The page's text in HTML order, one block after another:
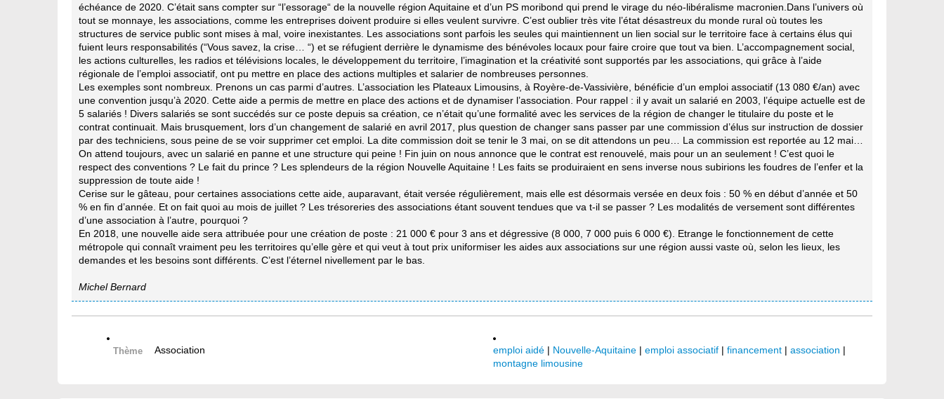
échéance de 2020. C’était sans compter sur “l’essorage“ de la nouvelle région Aquitaine et d’un PS moribond qui prend le virage du néo-libéralisme macronien.Dans l’univers où
tout se monnaye, les associations, comme les entreprises doivent produire si elles veulent survivre. C’est oublier très vite l’état désastreux du monde rural où toutes les
structures de service public sont mises à mal, voire inexistantes. Les associations sont parfois les seules qui maintiennent un lien social sur le territoire face à certains élus qui
fuient leurs responsabilités (“Vous savez, la crise… “) et se réfugient derrière le dynamisme des bénévoles locaux pour faire croire que tout va bien. L’accompagnement social,
les actions culturelles, les radios et télévisions locales, le développement du territoire, l’imagination et la créativité sont supportés par les associations, qui grâce à l’aide
régionale de l’emploi associatif, ont pu mettre en place des actions multiples et salarier de nombreuses personnes.
Les exemples sont nombreux. Prenons un cas parmi d’autres. L’association les Plateaux Limousins, à Royère-de-Vassivière, bénéficie d’un emploi associatif (13 080 €/an) avec
une convention jusqu’à 2020. Cette aide a permis de mettre en place des actions et de dynamiser l’association. Pour rappel : il y avait un salarié en 2003, l’équipe actuelle est de
5 salariés ! Divers salariés se sont succédés sur ce poste depuis sa création, ce n’était qu’une formalité avec les services de la région de changer le titulaire du poste et le
contrat continuait. Mais brusquement, lors d’un changement de salarié en avril 2017, plus question de changer sans passer par une commission d’élus sur instruction de dossier
par des techniciens, sous peine de se voir supprimer cet emploi. La dite commission doit se tenir le 3 mai, on se dit attendons un peu… La commission est reportée au 12 mai…
On attend toujours, avec un salarié en panne et une structure qui peine ! Fin juin on nous annonce que le contrat est renouvelé, mais pour un an seulement ! C’est quoi le
respect des conventions ? Le fait du prince ? Les splendeurs de la région Nouvelle Aquitaine ! Les faits se produiraient en sens inverse nous subirions les foudres de l’enfer et la
suppression de toute aide !
Cerise sur le gâteau, pour certaines associations cette aide, auparavant, était versée régulièrement, mais elle est désormais versée en deux fois : 50 % en début d’année et 50
% en fin d’année. Et on fait quoi au mois de juillet ? Les trésoreries des associations étant souvent tendues que va t-il se passer ? Les modalités de versement sont différentes
d’une association à l’autre, pourquoi ?
En 2018, une nouvelle aide sera attribuée pour une création de poste : 21 000 € pour 3 ans et dégressive (8 000, 7 000 puis 6 000 €). Etrange le fonctionnement de cette
métropole qui connaît vraiment peu les territoires qu’elle gère et qui veut à tout prix uniformiser les aides aux associations sur une région aussi vaste où, selon les lieux, les
demandes et les besoins sont différents. C’est l’éternel nivellement par le bas.
Michel Bernard
Thème Association emploi aidé | Nouvelle-Aquitaine | emploi associatif | financement | association |
montagne limousine